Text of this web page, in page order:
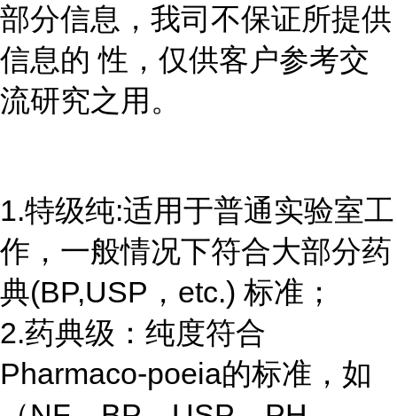
部分信息，我司不保证所提供
信息的 性，仅供客户参考交
流研究之用。
1.特级纯:适用于普通实验室工
作，一般情况下符合大部分药
典(BP,USP，etc.) 标准；
2.药典级：纯度符合
Pharmaco-poeia的标准，如